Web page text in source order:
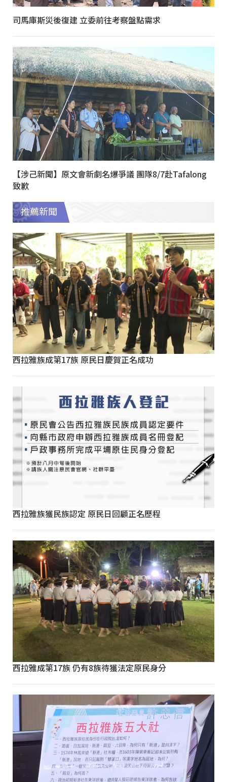
司馬庫斯災後復建 立委前往考察盤點需求
【涉己新聞】原文會新劇名爆爭議 團隊8/7赴Tafalong
致歉
推薦新聞
西拉雅族成第17族 原民日慶賀正名成功
西拉雅族獲民族認定 原民日回顧正名歷程
西拉雅成第17族 仍有8族待獲法定原民身分